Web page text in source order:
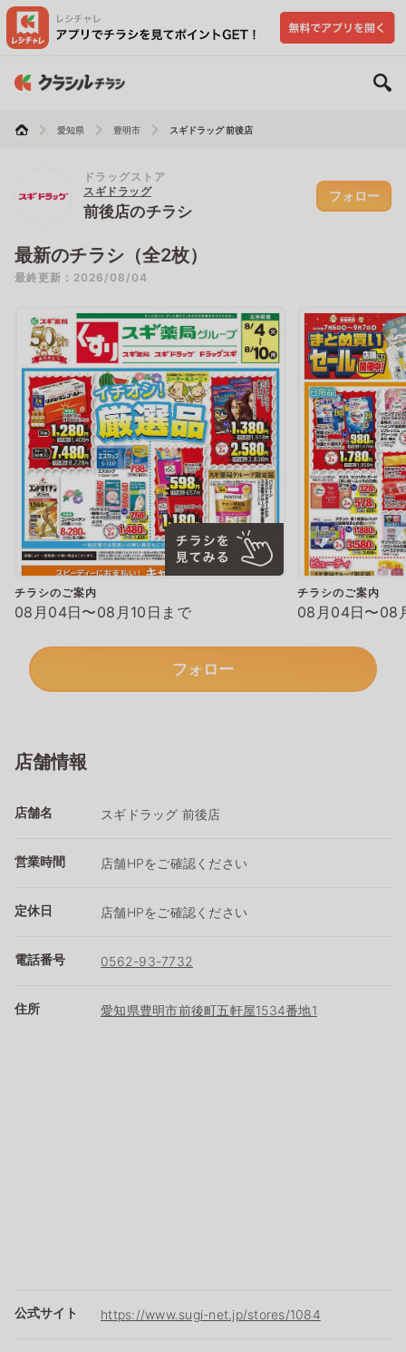
愛知県 豊明市 スギドラッグ 前後店
ドラッグストア
スギドラッグ
前後店のチラシ
フォロー
最新のチラシ（全2枚）
最終更新：2026/08/04
チラシのご案内
08月04日〜08月10日まで
チラシのご案内
08月04日〜08
フォロー
店舗情報
店舗名 スギドラッグ 前後店
営業時間 店舗HPをご確認ください
定休日 店舗HPをご確認ください
電話番号 0562-93-7732
住所 愛知県豊明市前後町五軒屋1534番地1
公式サイト https://www.sugi-net.jp/stores/1084